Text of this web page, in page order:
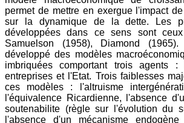
permet de mettre en exergue l'impact
sur la dynamique de la dette. Les
développées dans ce sens sont
Samuelson (1958), Diamond
développé des modèles
imbriquées comportant trois agents
entreprises et l'Etat. Trois faiblesses
ces modèles : l'altruisme
l'équivalence Ricardienne, l'absence
soutenabilite (règle sur l'évolution du
l'absence d'un mécanisme